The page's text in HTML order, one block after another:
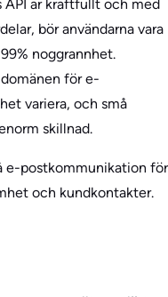
API är kraftfullt och med
bör användarna vara
noggrannhet.
för e-
variera, och små
skillnad.
e-postkommunikation för
och kundkontakter.